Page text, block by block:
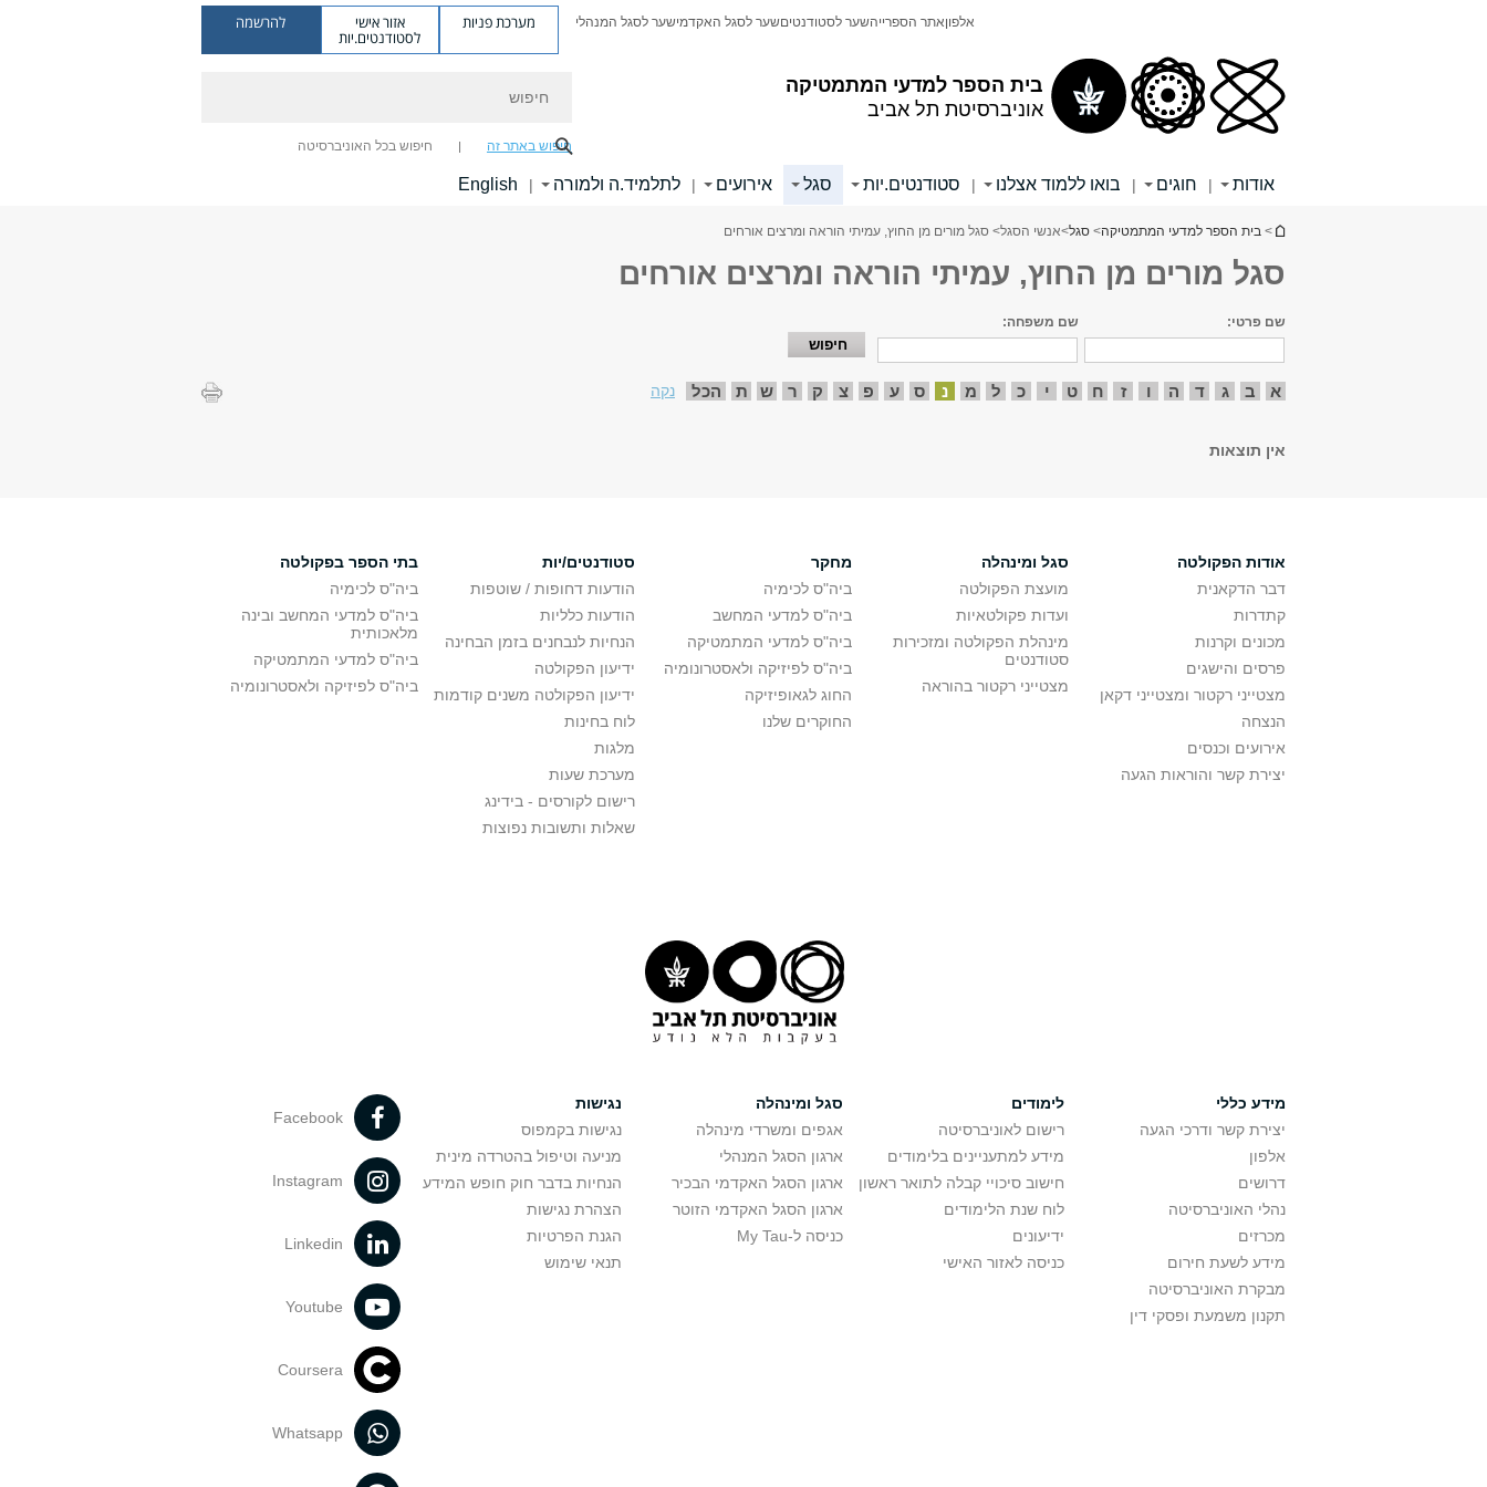
בית הספר למדעי המתמטיקה
אוניברסיטת תל אביב
אלפוןאתר הספרייהשער לסטודנטיםשער לסגל האקדמישער לסגל המנהלי מערכת פניות אזור אישי
לסטודנטים.יות
להרשמה
חיפוש באתר זה חיפוש בכל האוניברסיטה
אודות | חוגים | בואו ללמוד אצלנו | סטודנטים.יות סגל אירועים | לתלמיד.ה ולמורה |
English
הינך נמצא כאן
> בית הספר למדעי המתמטיקה> סגל>אנשי הסגל> סגל מורים מן החוץ, עמיתי הוראה ומרצים אורחים
סגל מורים מן החוץ, עמיתי הוראה ומרצים אורחים
שם פרטי: שם משפחה:
א ב ג ד ה ו ז ח ט י כ ל מ נ ס ע פ צ ק ר ש ת הכל נקה
אין תוצאות
אודות הפקולטה
דבר הדקאנית
קתדרות
מכונים וקרנות
פרסים והישגים
מצטייני רקטור ומצטייני דקאן
הנצחה
אירועים וכנסים
יצירת קשר והוראות הגעה
סגל ומינהלה
מועצת הפקולטה
ועדות פקולטאיות
מינהלת הפקולטה ומזכירות
סטודנטים
מצטייני רקטור בהוראה
מחקר
ביה"ס לכימיה
ביה"ס למדעי המחשב
ביה"ס למדעי המתמטיקה
ביה"ס לפיזיקה ולאסטרונומיה
החוג לגאופיזיקה
החוקרים שלנו
סטודנטים/יות
הודעות דחופות / שוטפות
הודעות כלליות
הנחיות לנבחנים בזמן הבחינה
ידיעון הפקולטה
ידיעון הפקולטה משנים קודמות
לוח בחינות
מלגות
מערכת שעות
רישום לקורסים - בידינג
שאלות ותשובות נפוצות
בתי הספר בפקולטה
ביה"ס לכימיה
ביה"ס למדעי המחשב ובינה
מלאכותית
ביה"ס למדעי המתמטיקה
ביה"ס לפיזיקה ולאסטרונומיה
מידע כללי
יצירת קשר ודרכי הגעה
אלפון
דרושים
נהלי האוניברסיטה
מכרזים
מידע לשעת חירום
מבקרת האוניברסיטה
תקנון משמעת ופסקי דין
לימודים
רישום לאוניברסיטה
מידע למתעניינים בלימודים
חישוב סיכויי קבלה לתואר ראשון
לוח שנת הלימודים
ידיעונים
כניסה לאזור האישי
סגל ומינהלה
אגפים ומשרדי מינהלה
ארגון הסגל המנהלי
ארגון הסגל האקדמי הבכיר
ארגון הסגל האקדמי הזוטר
כניסה ל-My Tau
נגישות
נגישות בקמפוס
מניעה וטיפול בהטרדה מינית
הנחיות בדבר חוק חופש המידע
הצהרת נגישות
הגנת הפרטיות
תנאי שימוש
Facebook
Instagram
Linkedin
Youtube
Coursera
Whatsapp